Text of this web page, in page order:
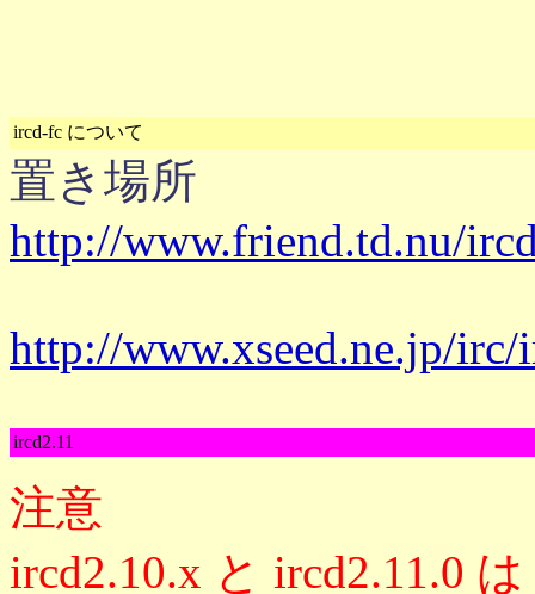
ircd-fc について
置き場所
http://www.friend.td.nu/
http://www.xseed.ne.jp/irc/
ircd2.11
注意
ircd2.10.x と ircd2.11.0